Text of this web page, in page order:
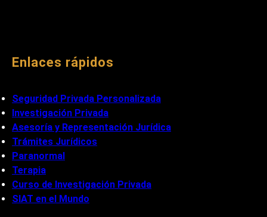
Enlaces rápidos
Seguridad Privada Personalizada
Investigación Privada
Asesoría y Representación Jurídica
Trámites Jurídicos
Paranormal
Terapia
Curso de Investigación Privada
SIAT en el Mundo